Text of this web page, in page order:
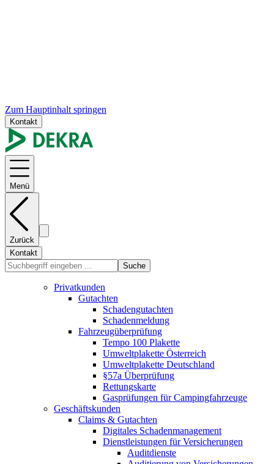
Zum Hauptinhalt springen
Kontakt
Menü
Zurück
Kontakt
Suche
Privatkunden
Gutachten
Schadengutachten
Schadenmeldung
Fahrzeugüberprüfung
Tempo 100 Plakette
Umweltplakette Österreich
Umweltplakette Deutschland
§57a Überprüfung
Rettungskarte
Gasprüfungen für Campingfahrzeuge
Geschäftskunden
Claims & Gutachten
Digitales Schadenmanagement
Dienstleistungen für Versicherungen
Auditdienste